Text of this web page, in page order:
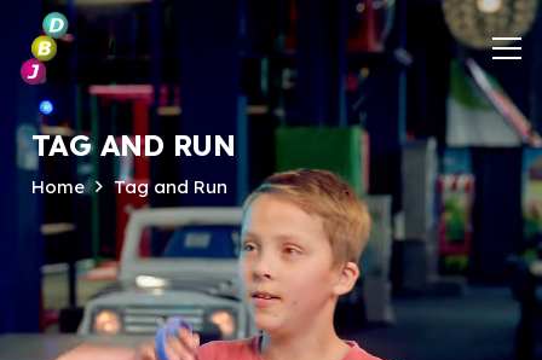
TAG AND RUN
Home Tag and Run